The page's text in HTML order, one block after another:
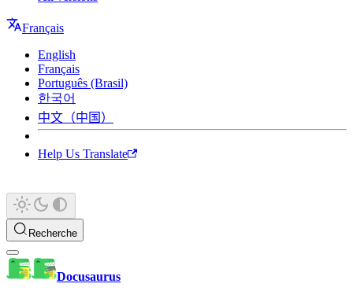
Français
English
Français
Português (Brasil)
한국어
中文（中国）
Help Us Translate
Recherche
Docusaurus